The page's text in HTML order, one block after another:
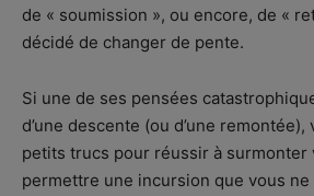
de « soumission », ou encore, de «
décidé de changer de pente.
Si une de ses pensées
d’une descente (ou d’une
petits trucs pour réussir à surmonter
permettre une incursion que vous ne